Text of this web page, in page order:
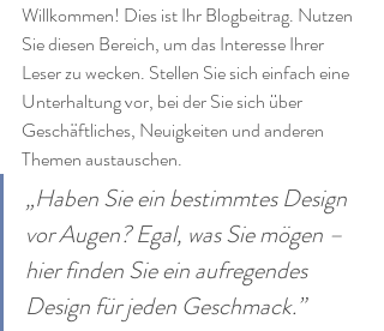
Willkommen! Dies ist Ihr Blogbeitrag. Nutzen
Sie diesen Bereich, um das Interesse Ihrer
Leser zu wecken. Stellen Sie sich einfach eine
Unterhaltung vor, bei der Sie sich über
Geschäftliches, Neuigkeiten und anderen
Themen austauschen.
„Haben Sie ein bestimmtes Design
vor Augen? Egal, was Sie mögen –
hier finden Sie ein aufregendes
Design für jeden Geschmack.”